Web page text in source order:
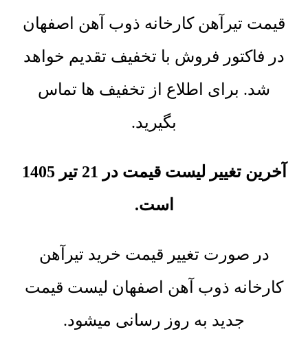
قیمت تیرآهن کارخانه ذوب آهن اصفهان
در فاکتور فروش با تخفیف تقدیم خواهد
شد. برای اطلاع از تخفیف ها تماس
بگیرید.
آخرین تغییر لیست قیمت در 21 تیر 1405
است.
در صورت تغییر قیمت خرید تیرآهن
کارخانه ذوب آهن اصفهان لیست قیمت
جدید به روز رسانی میشود.